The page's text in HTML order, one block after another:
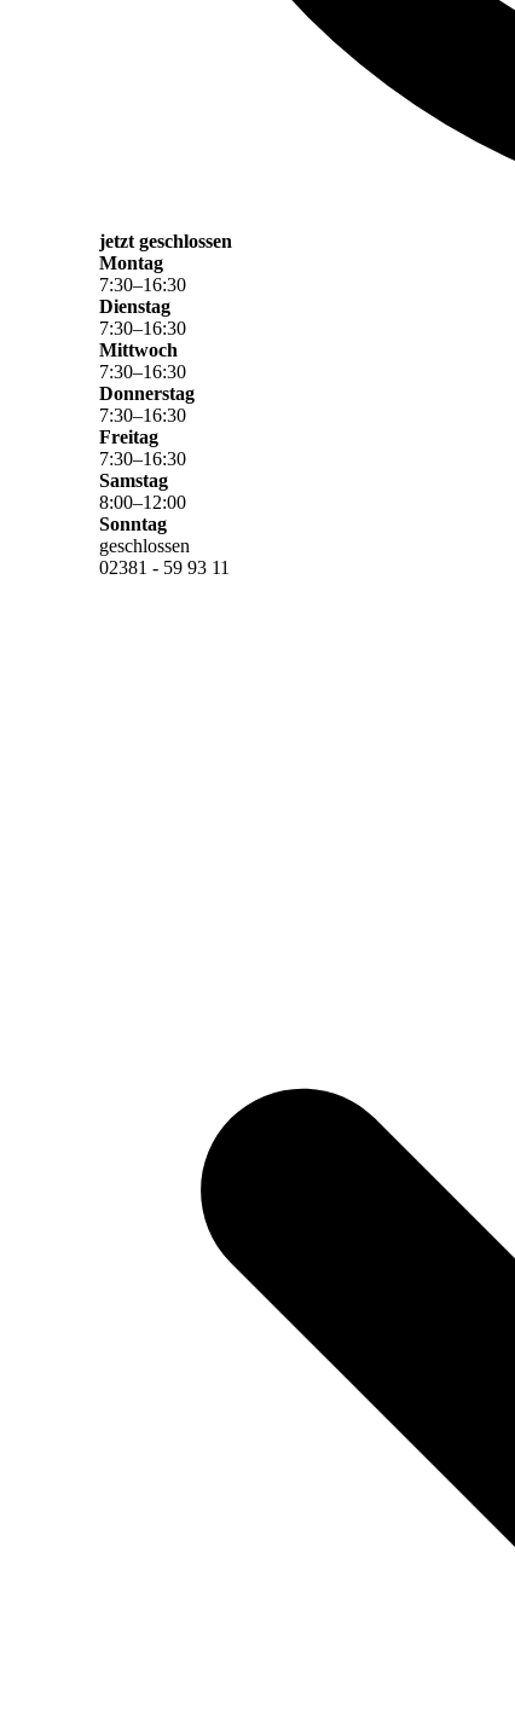
jetzt geschlossen
Montag
7:30–16:30
Dienstag
7:30–16:30
Mittwoch
7:30–16:30
Donnerstag
7:30–16:30
Freitag
7:30–16:30
Samstag
8:00–12:00
Sonntag
geschlossen
02381 - 59 93 11